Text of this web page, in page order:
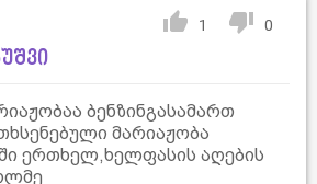
1 0
ბენზინგასამართ
მარიაჟობა
ერთხელ,ხელფასის აღების